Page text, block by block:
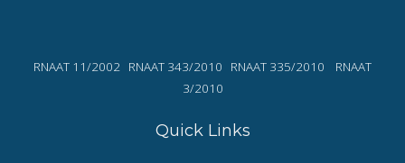
RNAAT 11/2002 RNAAT 343/2010 RNAAT 335/2010 RNAAT
3/2010
Quick Links